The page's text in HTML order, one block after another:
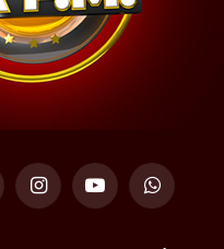
InstagramYouTubeWhatsApp